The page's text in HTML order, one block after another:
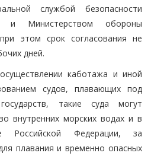
службой безопасности
и Министерством обороны
этом срок согласования не
дней.
каботажа и иной
судов, плавающих под
такие суда могут
внутренних морских водах и в
Российской Федерации, за
плавания и временно опасных